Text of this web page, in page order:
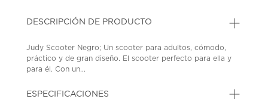
DESCRIPCIÓN DE PRODUCTO
Judy Scooter Negro; Un scooter para adultos, cómodo,
práctico y de gran diseño. El scooter perfecto para ella y
para él. Con un...
ESPECIFICACIONES